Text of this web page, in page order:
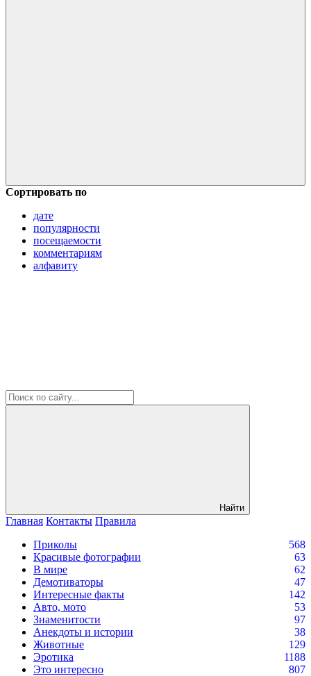
Сортировать по
дате
популярности
посещаемости
комментариям
алфавиту
Найти
Главная Контакты Правила
Приколы
568
Красивые фотографии
63
В мире
62
Демотиваторы
47
Интересные факты
142
Авто, мото
53
Знаменитости
97
Анекдоты и истории
38
Животные
129
Эротика
1188
Это интересно
807